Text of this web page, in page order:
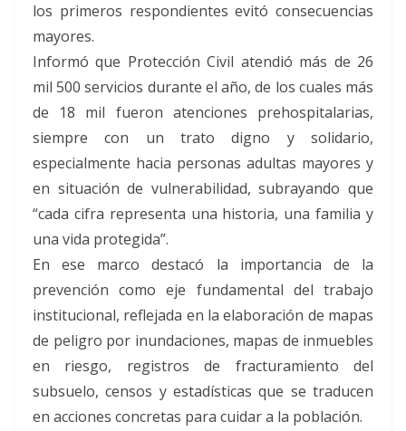
los primeros respondientes evitó consecuencias
mayores.
Informó que Protección Civil atendió más de 26
mil 500 servicios durante el año, de los cuales más
de 18 mil fueron atenciones prehospitalarias,
siempre con un trato digno y solidario,
especialmente hacia personas adultas mayores y
en situación de vulnerabilidad, subrayando que
“cada cifra representa una historia, una familia y
una vida protegida”.
En ese marco destacó la importancia de la
prevención como eje fundamental del trabajo
institucional, reflejada en la elaboración de mapas
de peligro por inundaciones, mapas de inmuebles
en riesgo, registros de fracturamiento del
subsuelo, censos y estadísticas que se traducen
en acciones concretas para cuidar a la población.